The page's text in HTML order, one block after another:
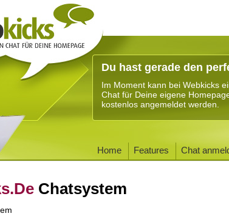
Du hast gerade den
Im Moment kann bei Webkicks
Chat für Deine eigene
kostenlos angemeldet werden.
Home Features Chat
Chatsystem